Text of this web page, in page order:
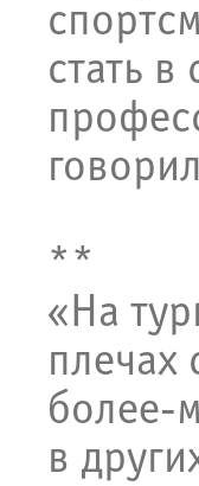
стать
**
«На
плечах
более-
в